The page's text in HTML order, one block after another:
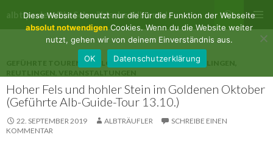
albtips.de – Die Schwäbische Alb entdecken
MENÜ
GEOLOGIE,LICHTENSTEIN, PFULLINGEN,
Hoher Fels und hohler Stein im Goldenen Oktober
(Geführte Alb-Guide-Tour 13.10.)
22. SEPTEMBER 2019 ALBTRÄUFLER
SCHREIBE EINEN
KOMMENTAR
Diese Website benutzt nur die für die Funktion der Webseite
absolut notwendigen Cookies. Wenn du die Website weiter
nutzt, gehen wir von deinem Einverständnis aus.
OK
Datenschutzerklärung